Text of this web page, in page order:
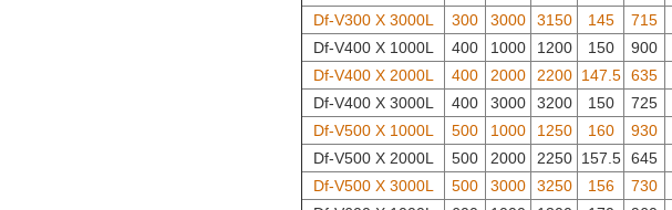
Df-V300 Χ 3000L
300 3000 3150 145 715
Df-V400 Χ 1000L
400 1000 1200 150 900
Df-V400 Χ 2000L
400 2000 2200 147.5 635
Df-V400 Χ 3000L
400 3000 3200 150 725
Df-V500 Χ 1000L
500 1000 1250 160 930
Df-V500 Χ 2000L
500 2000 2250 157.5 645
Df-V500 Χ 3000L
500 3000 3250 156 730